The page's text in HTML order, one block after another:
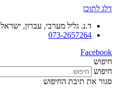
דלג לתוכן
ד.נ. גליל מערבי, עברון, ישראל
073-2657264
Facebook
חיפוש
חיפוש
סגור את תיבת החיפוש